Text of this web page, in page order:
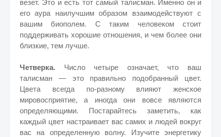
везет. Это и есть тот самый талисман. Именно он и
его аура наилучшим образом взаимодействуют с
вашим биополем. С таким человеком стоит
поддерживать хорошие отношения, и чем более они
близкие, тем лучше.
Четверка. Число четыре означает, что ваш
талисман — это правильно подобранный цвет.
Цвета всегда по-разному влияют женское
мировосприятие, а иногда они вовсе являются
определяющими. Постарайтесь заметить, как
каждый цвет настраивает вас самих и людей вокруг
вас на определенную волну. Изучите энергетику